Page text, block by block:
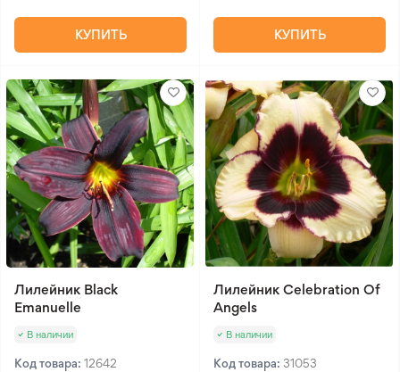
КУПИТЬ КУПИТЬ
Лилейник Black
Emanuelle
В наличии
Код товара: 12642
Лилейник Celebration Of
Angels
В наличии
Код товара: 31053